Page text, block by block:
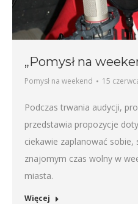
„Pomysł na
Pomysł na weekend 15
Podczas trwania audycji,
przedstawia propozycje
ciekawie zaplanować
znajomym czas wolny w
miasta.
Więcej